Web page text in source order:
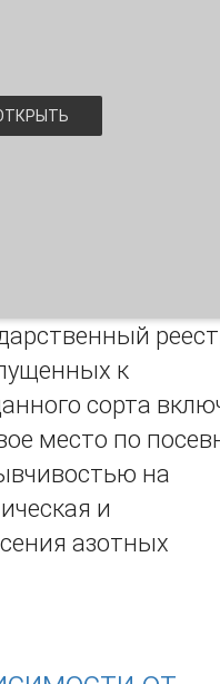
к
сорта
место по
на
и
азотных